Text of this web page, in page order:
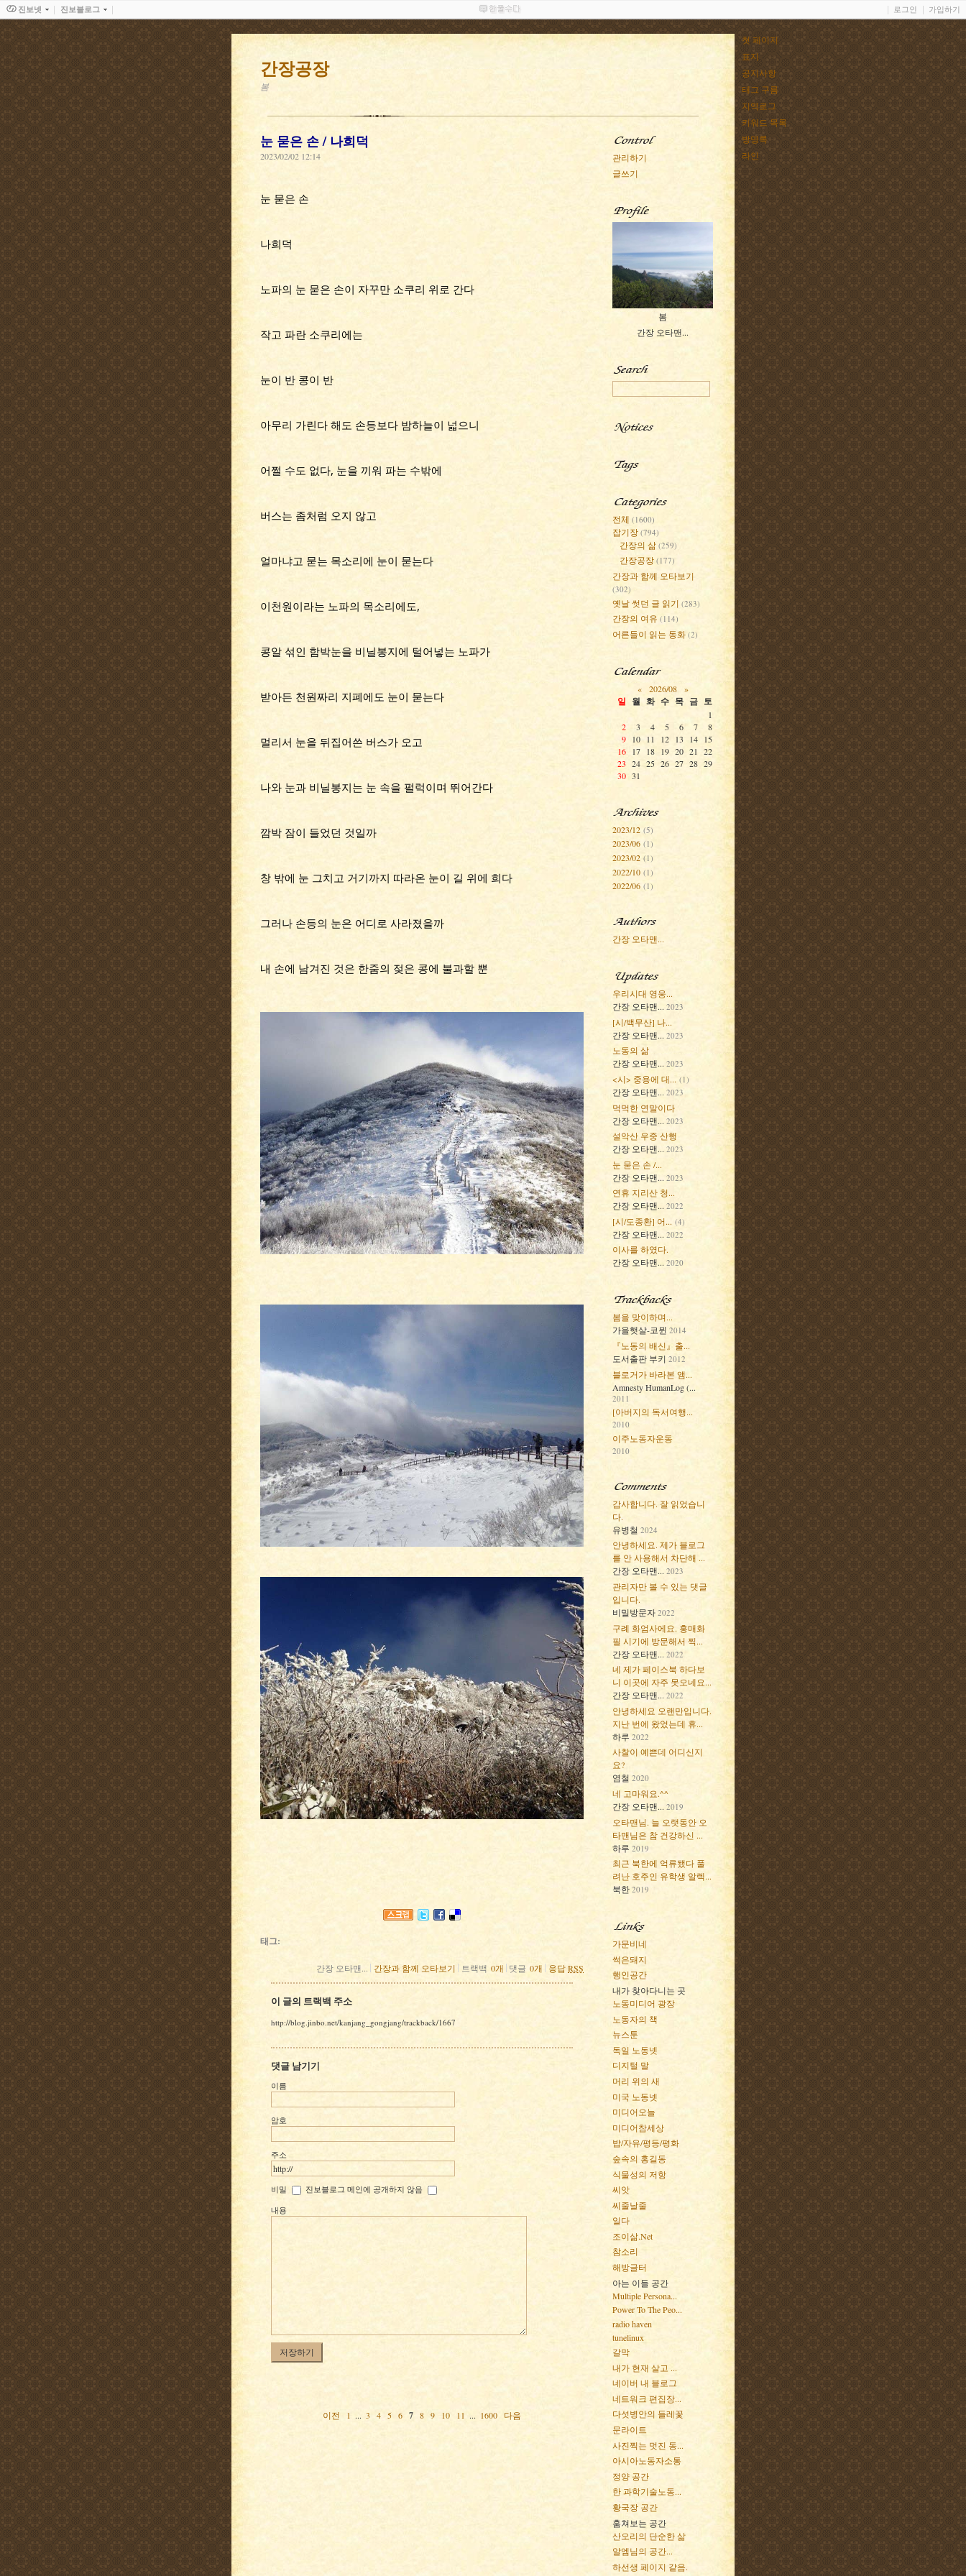
간장공장
봄
첫 페이지
표지
공지사항
태그 구름
지역로그
키워드 목록
방명록
라인
눈 묻은 손 / 나희덕
2023/02/02 12:14
눈 묻은 손
나희덕
노파의 눈 묻은 손이 자꾸만 소쿠리 위로 간다
작고 파란 소쿠리에는
눈이 반 콩이 반
아무리 가린다 해도 손등보다 밤하늘이 넓으니
어쩔 수도 없다, 눈을 끼워 파는 수밖에
버스는 좀처럼 오지 않고
얼마냐고 묻는 목소리에 눈이 묻는다
이천원이라는 노파의 목소리에도,
콩알 섞인 함박눈을 비닐봉지에 털어넣는 노파가
받아든 천원짜리 지폐에도 눈이 묻는다
멀리서 눈을 뒤집어쓴 버스가 오고
나와 눈과 비닐봉지는 눈 속을 펄럭이며 뛰어간다
깜박 잠이 들었던 것일까
창 밖에 눈 그치고 거기까지 따라온 눈이 길 위에 희다
그러나 손등의 눈은 어디로 사라졌을까
내 손에 남겨진 것은 한줌의 젖은 콩에 불과할 뿐
태그
간장 오타맨... 간장과 함께 오타보기 트랙백 0개 댓글 0개 응답RSS
이 글의 트랙백 주소
http://blog.jinbo.net/kanjang_gongjang/trackback/1667
댓글 남기기
이름
암호
주소
비밀
진보블로그 메인에 공개하지 않음
내용
이전 1 ... 3 4 5 6 7 8 9 10 11 ... 1600 다음
관리하기
글쓰기
봄
간장 오타맨...
전체 (1600)
잡기장 (794)
간장의 삶 (259)
간장공장 (177)
간장과 함께 오타보기
(302)
옛날 썻던 글 읽기 (283)
간장의 여유 (114)
어른들이 읽는 동화 (2)
« 2026/08 »
일 월 화 수 목 금 토
1
2
3 4 5 6 7
8
9
10 11 12 13 14
15
16
17 18 19 20 21
22
23 24 25 26 27 28 29
30 31
2023/12 (5)
2023/06 (1)
2023/02 (1)
2022/10 (1)
2022/06 (1)
간장 오타맨...
우리시대 영웅...
간장 오타맨... 2023
[시/백무산] 나...
간장 오타맨... 2023
노동의 삶
간장 오타맨... 2023
<시> 중용에 대... (1)
간장 오타맨... 2023
먹먹한 연말이다
간장 오타맨... 2023
설악산 우중 산행
간장 오타맨... 2023
눈 묻은 손 /...
간장 오타맨... 2023
연휴 지리산 청...
간장 오타맨... 2022
[시/도종환] 어... (4)
간장 오타맨... 2022
이사를 하였다.
간장 오타맨... 2020
봄을 맞이하며...
가을햇살-코뮌 2014
『노동의 배신』출...
도서출판 부키 2012
블로거가 바라본 앰...
Amnesty HumanLog (...
2011
[아버지의 독서여행...
2010
이주노동자운동
2010
감사합니다. 잘 읽었습니
다.
유병철 2024
안녕하세요. 제가 블로그
를 안 사용해서 차단해 ...
간장 오타맨... 2023
관리자만 볼 수 있는 댓글
입니다.
비밀방문자 2022
구례 화엄사에요. 홍매화
필 시기에 방문해서 찍...
간장 오타맨... 2022
네 제가 페이스북 하다보
니 이곳에 자주 못오네요...
간장 오타맨... 2022
안녕하세요 오랜만입니다.
지난 번에 왔었는데 휴...
하루 2022
사찰이 예쁜데 어디신지
요?
염철 2020
네 고마워요.^^
간장 오타맨... 2019
오타맨님. 늘 오랫동안 오
타맨님은 참 건강하신 ...
하루 2019
최근 북한에 억류됐다 풀
려난 호주인 유학생 알렉...
북한 2019
가문비네
썩은돼지
행인공간
내가 찾아다니는 곳
노동미디어 광장
노동자의 책
뉴스툰
독일 노동넷
디지털 말
머리 위의 새
미국 노동넷
미디어오늘
미디어참세상
밥/자유/평등/평화
숲속의 홍길동
식물성의 저항
씨앗
씨줄날줄
일다
조이삶.Net
참소리
해방글터
아는 이들 공간
Multiple Persona...
Power To The Peo...
radio haven
tunelinux
갈막
내가 현재 살고 ...
네이버 내 블로그
네트워크 편집장...
다섯병안의 들레꽃
문라이트
사진찍는 멋진 동...
아시아노동자소통
정양 공간
한 과학기술노동...
황국장 공간
훔쳐보는 공간
산오리의 단순한 삶
알엠님의 공간...
하선생 페이지 같음.
진보넷 진보블로그 로그인 가입하기